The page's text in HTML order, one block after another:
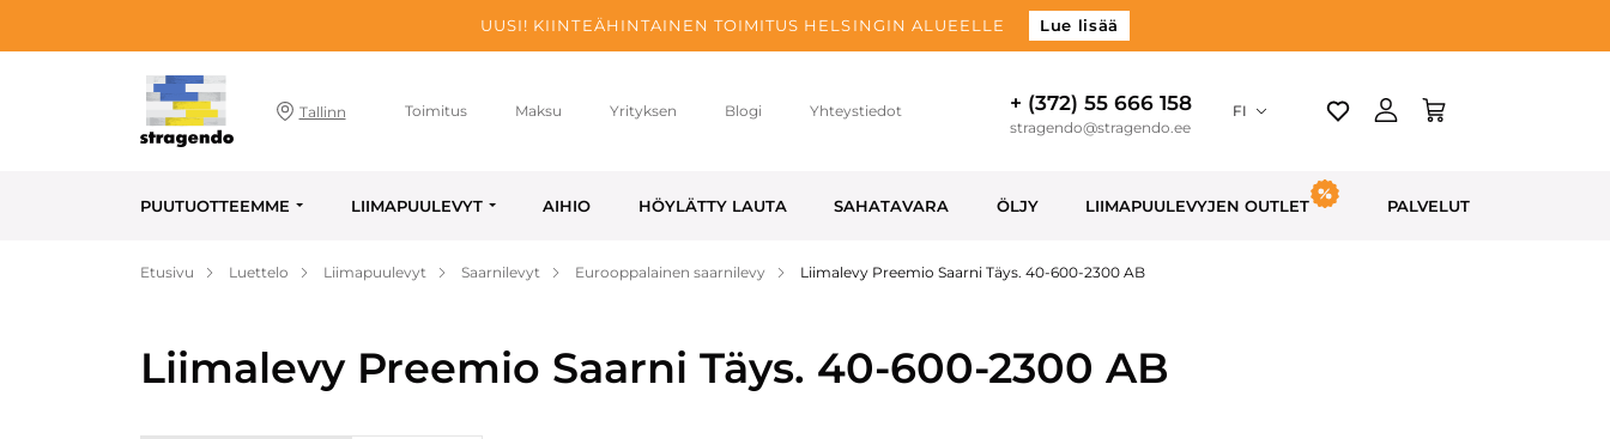
UUSI! KIINTEÄHINTAINEN TOIMITUS HELSINGIN ALUEELLE Lue lisää
Tallinn Toimitus Maksu Yrityksen Blogi Yhteystiedot + (372) 55 666 158
stragendo@stragendo.ee
FI
PUUTUOTTEEMME LIIMAPUULEVYT AIHIO HÖYLÄTTY LAUTA SAHATAVARA ÖLJY LIIMAPUULEVYJEN OUTLET PALVELUT
Etusivu Luettelo Liimapuulevyt Saarnilevyt Eurooppalainen saarnilevy Liimalevy Preemio Saarni Täys. 40-600-2300 AB
Liimalevy Preemio Saarni Täys. 40-600-2300 AB